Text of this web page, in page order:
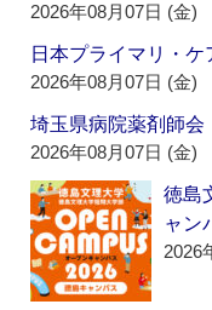
2026年08月07日 (金)
日本プライマリ・
2026年08月07日 (金)
埼玉県病院薬剤師
2026年08月07日 (金)
徳島
ャン
2026